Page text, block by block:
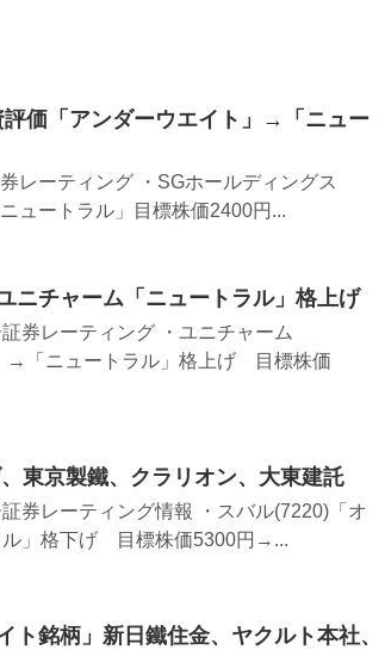
価「アンダーウエイト」→「ニュー
レーティング ・SGホールディングス
ュートラル」目標株価2400円...
ニチャーム「ニュートラル」格上げ
券レーティング ・ユニチャーム
→「ニュートラル」格上げ 目標株価
東京製鐵、クラリオン、大東建託
券レーティング情報 ・スバル(7220)「オ
」格下げ 目標株価5300円→...
ト銘柄」新日鐵住金、ヤクルト本社、